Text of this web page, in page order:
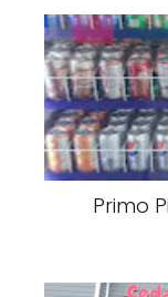
Primo